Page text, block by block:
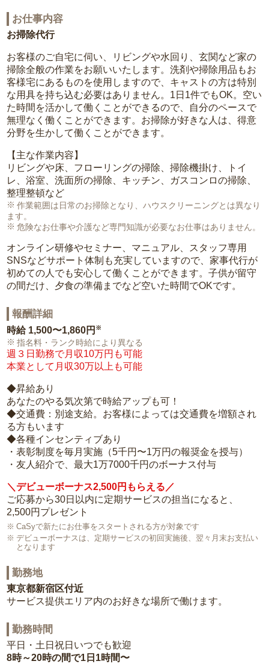
お仕事内容
お掃除代行
お客様のご自宅に伺い、リビングや水回り、玄関など家の
掃除全般の作業をお願いいたします。洗剤や掃除用品もお
客様宅にあるものを使用しますので、キャストの方は特別
な用具を持ち込む必要はありません。1日1件でもOK。空い
た時間を活かして働くことができるので、自分のペースで
無理なく働くことができます。お掃除が好きな人は、得意
分野を生かして働くことができます。
【主な作業内容】
リビングや床、フローリングの掃除、掃除機掛け、トイ
レ、浴室、洗面所の掃除、キッチン、ガスコンロの掃除、
整理整頓など
作業範囲は日常のお掃除となり、ハウスクリーニングとは異なり
ます。
危険なお仕事や介護など専門知識が必要なお仕事はありません。
オンライン研修やセミナー、マニュアル、スタッフ専用
SNSなどサポート体制も充実していますので、家事代行が
初めての人でも安心して働くことができます。子供が留守
の間だけ、夕食の準備までなど空いた時間でOKです。
報酬詳細
時給 1,500〜1,860円 ※
指名料・ランク時給により異なる
週３日勤務で月収10万円も可能
本業として月収30万以上も可能
◆昇給あり
あなたのやる気次第で時給アップも可！
◆交通費：別途支給。お客様によっては交通費を増額され
る方もいます
◆各種インセンティブあり
・表彰制度を毎月実施（5千円〜1万円の報奨金を授与）
・友人紹介で、最大1万7000千円のボーナス付与
＼デビューボーナス2,500円もらえる／
ご応募から30日以内に定期サービスの担当になると、
2,500円プレゼント
CaSyで新たにお仕事をスタートされる方が対象です
デビューボーナスは、定期サービスの初回実施後、翌々月末お支払い
となります
勤務地
東京都新宿区付近
サービス提供エリア内のお好きな場所で働けます。
勤務時間
平日・土日祝日いつでも歓迎
8時～20時の間で1日1時間〜